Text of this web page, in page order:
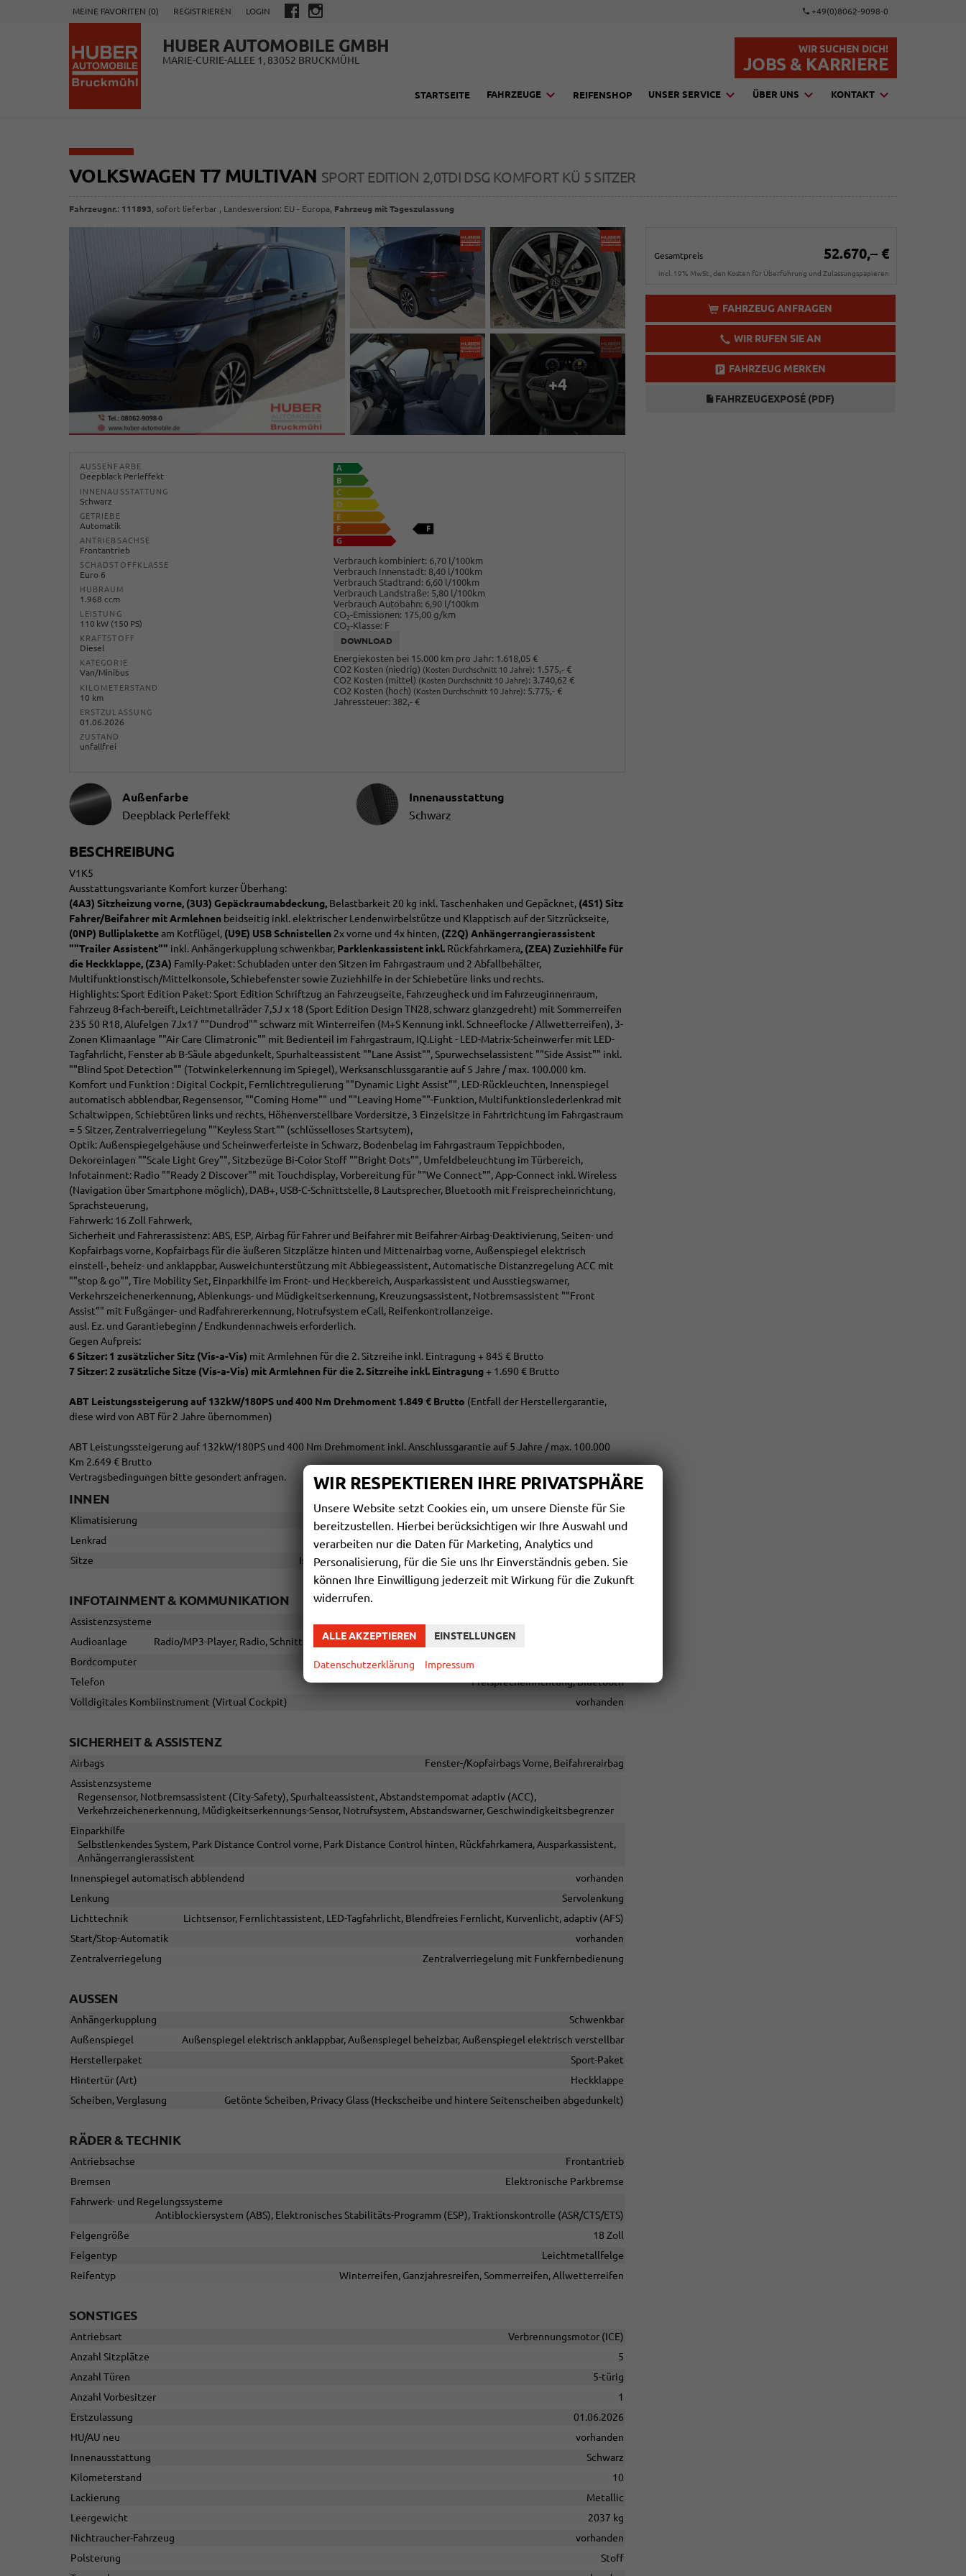
MEINE FAVORITEN (0) REGISTRIEREN LOGIN +49(0)8062-9098-0
HUBER AUTOMOBILE GMBH
MARIE-CURIE-ALLEE 1, 83052 BRUCKMÜHL
WIR SUCHEN DICH!
JOBS & KARRIERE
STARTSEITE FAHRZEUGE REIFENSHOP UNSER SERVICE ÜBER UNS KONTAKT
VOLKSWAGEN T7 MULTIVAN SPORT EDITION 2,0TDI DSG KOMFORT KÜ 5 SITZER
Fahrzeugnr.: 111893, sofort lieferbar , Landesversion: EU - Europa, Fahrzeug mit Tageszulassung
Gesamtpreis 52.670,– €
incl. 19% MwSt., den Kosten für Überführung und Zulassungspapieren
FAHRZEUG ANFRAGEN
WIR RUFEN SIE AN
FAHRZEUG MERKEN
FAHRZEUGEXPOSÉ (PDF)
+4
AUSSENFARBE
Deepblack Perleffekt
INNENAUSSTATTUNG
Schwarz
GETRIEBE
Automatik
ANTRIEBSACHSE
Frontantrieb
SCHADSTOFFKLASSE
Euro 6
HUBRAUM
1.968 ccm
LEISTUNG
110 kW (150 PS)
KRAFTSTOFF
Diesel
KATEGORIE
Van/Minibus
KILOMETERSTAND
10 km
ERSTZULASSUNG
01.06.2026
ZUSTAND
unfallfrei
Verbrauch kombiniert: 6,70 l/100km
Verbrauch Innenstadt: 8,40 l/100km
Verbrauch Stadtrand: 6,60 l/100km
Verbrauch Landstraße: 5,80 l/100km
Verbrauch Autobahn: 6,90 l/100km
CO2-Emissionen: 175,00 g/km
CO2-Klasse: F
DOWNLOAD
Energiekosten bei 15.000 km pro Jahr: 1.618,05 €
CO2 Kosten (niedrig) (Kosten Durchschnitt 10 Jahre): 1.575,- €
CO2 Kosten (mittel) (Kosten Durchschnitt 10 Jahre): 3.740,62 €
CO2 Kosten (hoch) (Kosten Durchschnitt 10 Jahre): 5.775,- €
Jahressteuer: 382,- €
Außenfarbe
Deepblack Perleffekt
Innenausstattung
Innenausstattung
Schwarz
BESCHREIBUNG
V1K5
Ausstattungsvariante Komfort kurzer Überhang:
(4A3) Sitzheizung vorne, (3U3) Gepäckraumabdeckung, Belastbarkeit 20 kg inkl. Taschenhaken und Gepäcknet, (4S1) Sitz
Fahrer/Beifahrer mit Armlehnen beidseitig inkl. elektrischer Lendenwirbelstütze und Klapptisch auf der Sitzrückseite,
(0NP) Bulliplaketteam Kotflügel, (U9E) USB Schnistellen 2x vorne und 4x hinten, (Z2Q) Anhängerrangierassistent
""Trailer Assistent"" inkl. Anhängerkupplung schwenkbar, Parklenkassistent inkl. Rückfahrkamera, (ZEA) Zuziehhilfe für
die Heckklappe, (Z3A) Family-Paket: Schubladen unter den Sitzen im Fahrgastraum und 2 Abfallbehälter,
Multifunktionstisch/Mittelkonsole, Schiebefenster sowie Zuziehhilfe in der Schiebetüre links und rechts.
Highlights: Sport Edition Paket: Sport Edition Schriftzug an Fahrzeugseite, Fahrzeugheck und im Fahrzeuginnenraum,
Fahrzeug 8-fach-bereift, Leichtmetallräder 7,5J x 18 (Sport Edition Design TN28, schwarz glanzgedreht) mit Sommerreifen
235 50 R18, Alufelgen 7Jx17 ""Dundrod"" schwarz mit Winterreifen (M+S Kennung inkl. Schneeflocke / Allwetterreifen), 3-
Zonen Klimaanlage ""Air Care Climatronic"" mit Bedienteil im Fahrgastraum, IQ.Light - LED-Matrix-Scheinwerfer mit LED-
Tagfahrlicht, Fenster ab B-Säule abgedunkelt, Spurhalteassistent ""Lane Assist"", Spurwechselassistent ""Side Assist"" inkl.
""Blind Spot Detection"" (Totwinkelerkennung im Spiegel), Werksanschlussgarantie auf 5 Jahre / max. 100.000 km.
Komfort und Funktion : Digital Cockpit, Fernlichtregulierung ""Dynamic Light Assist"", LED-Rückleuchten, Innenspiegel
automatisch abblendbar, Regensensor, ""Coming Home"" und ""Leaving Home""-Funktion, Multifunktionslederlenkrad mit
Schaltwippen, Schiebtüren links und rechts, Höhenverstellbare Vordersitze, 3 Einzelsitze in Fahrtrichtung im Fahrgastraum
= 5 Sitzer, Zentralverriegelung ""Keyless Start"" (schlüsselloses Startsytem),
Optik: Außenspiegelgehäuse und Scheinwerferleiste in Schwarz, Bodenbelag im Fahrgastraum Teppichboden,
Dekoreinlagen ""Scale Light Grey"", Sitzbezüge Bi-Color Stoff ""Bright Dots"", Umfeldbeleuchtung im Türbereich,
Infotainment: Radio ""Ready 2 Discover"" mit Touchdisplay, Vorbereitung für ""We Connect"", App-Connect inkl. Wireless
(Navigation über Smartphone möglich), DAB+, USB-C-Schnittstelle, 8 Lautsprecher, Bluetooth mit Freisprecheinrichtung,
Sprachsteuerung,
Fahrwerk: 16 Zoll Fahrwerk,
Sicherheit und Fahrerassistenz: ABS, ESP, Airbag für Fahrer und Beifahrer mit Beifahrer-Airbag-Deaktivierung, Seiten- und
Kopfairbags vorne, Kopfairbags für die äußeren Sitzplätze hinten und Mittenairbag vorne, Außenspiegel elektrisch
einstell-, beheiz- und anklappbar, Ausweichunterstützung mit Abbiegeassistent, Automatische Distanzregelung ACC mit
""stop & go"", Tire Mobility Set, Einparkhilfe im Front- und Heckbereich, Ausparkassistent und Ausstiegswarner,
Verkehrszeichenerkennung, Ablenkungs- und Müdigkeitserkennung, Kreuzungsassistent, Notbremsassistent ""Front
Assist"" mit Fußgänger- und Radfahrererkennung, Notrufsystem eCall, Reifenkontrollanzeige.
ausl. Ez. und Garantiebeginn / Endkundennachweis erforderlich.
Gegen Aufpreis:
6 Sitzer: 1 zusätzlicher Sitz (Vis-a-Vis) mit Armlehnen für die 2. Sitzreihe inkl. Eintragung + 845 € Brutto
7 Sitzer: 2 zusätzliche Sitze (Vis-a-Vis) mit Armlehnen für die 2. Sitzreihe inkl. Eintragung+ 1.690 € Brutto
ABT Leistungssteigerung auf 132kW/180PS und 400 Nm Drehmoment 1.849 € Brutto (Entfall der Herstellergarantie,
diese wird von ABT für 2 Jahre übernommen)
ABT Leistungssteigerung auf 132kW/180PS und 400 Nm Drehmoment inkl. Anschlussgarantie auf 5 Jahre / max. 100.000
Km 2.649 € Brutto
Vertragsbedingungen bitte gesondert anfragen.
INNEN
Klimatisierung
3-Zonen-Klimaautomatik
Lenkrad
in Leder, höhenverstellbar, mit Multifunktionen, mit Schaltwippen
Sitze
Isofix (Kindersitzbefestigung), Rücksitzbank hinten geteilt, Sitzheizung
INFOTAINMENT & KOMMUNIKATION
Assistenzsysteme
Audioanlage
Radio/MP3-Player, Radio, Schnittstelle USB, Digitalradio DAB, Android Auto, Apple CarPlay, Touchscreen
Bordcomputer
Telefon
Freisprecheinrichtung, Bluetooth
Volldigitales Kombiinstrument (Virtual Cockpit)
vorhanden
SICHERHEIT & ASSISTENZ
Airbags
Fenster-/Kopfairbags Vorne, Beifahrerairbag
Assistenzsysteme
Regensensor, Notbremsassistent (City-Safety), Spurhalteassistent, Abstandstempomat adaptiv (ACC),
Verkehrzeichenerkennung, Müdigkeitserkennungs-Sensor, Notrufsystem, Abstandswarner, Geschwindigkeitsbegrenzer
Einparkhilfe
Selbstlenkendes System, Park Distance Control vorne, Park Distance Control hinten, Rückfahrkamera, Ausparkassistent,
Anhängerrangierassistent
Innenspiegel automatisch abblendend
vorhanden
Lenkung
Servolenkung
Lichttechnik
Lichtsensor, Fernlichtassistent, LED-Tagfahrlicht, Blendfreies Fernlicht, Kurvenlicht, adaptiv (AFS)
Start/Stop-Automatik
vorhanden
Zentralverriegelung
Zentralverriegelung mit Funkfernbedienung
AUSSEN
Anhängerkupplung
Schwenkbar
Außenspiegel
Außenspiegel elektrisch anklappbar, Außenspiegel beheizbar, Außenspiegel elektrisch verstellbar
Herstellerpaket
Sport-Paket
Hintertür (Art)
Heckklappe
Scheiben, Verglasung
Getönte Scheiben, Privacy Glass (Heckscheibe und hintere Seitenscheiben abgedunkelt)
RÄDER & TECHNIK
Antriebsachse
Frontantrieb
Bremsen
Elektronische Parkbremse
Fahrwerk- und Regelungssysteme
Antiblockiersystem (ABS), Elektronisches Stabilitäts-Programm (ESP), Traktionskontrolle (ASR/CTS/ETS)
Felgengröße
18 Zoll
Felgentyp
Leichtmetallfelge
Reifentyp
Winterreifen, Ganzjahresreifen, Sommerreifen, Allwetterreifen
SONSTIGES
Antriebsart
Verbrennungsmotor (ICE)
Anzahl Sitzplätze
5
Anzahl Türen
5-türig
Anzahl Vorbesitzer
1
Erstzulassung
01.06.2026
HU/AU neu
vorhanden
Innenausstattung
Schwarz
Kilometerstand
10
Lackierung
Metallic
Leergewicht
2037 kg
Nichtraucher-Fahrzeug
vorhanden
Polsterung
Stoff
WIR RESPEKTIEREN IHRE PRIVATSPHÄRE
Unsere Website setzt Cookies ein, um unsere Dienste für Sie
bereitzustellen. Hierbei berücksichtigen wir Ihre Auswahl und
verarbeiten nur die Daten für Marketing, Analytics und
Personalisierung, für die Sie uns Ihr Einverständnis geben. Sie
können Ihre Einwilligung jederzeit mit Wirkung für die Zukunft
widerrufen.
ALLE AKZEPTIEREN EINSTELLUNGEN
Datenschutzerklärung Impressum